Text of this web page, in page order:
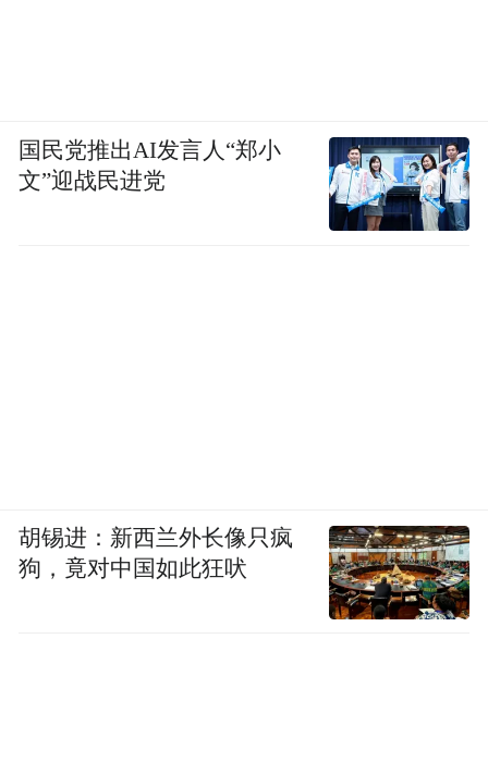
国民党推出AI发言人“郑小
文”迎战民进党
胡锡进：新西兰外长像只疯
狗，竟对中国如此狂吠